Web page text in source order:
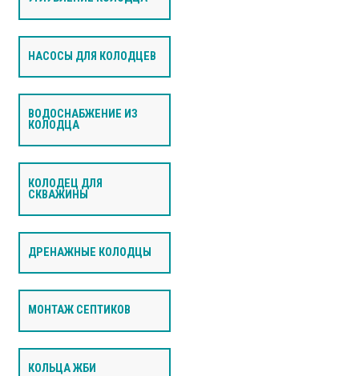
НАСОСЫ ДЛЯ КОЛОДЦЕВ
ВОДОСНАБЖЕНИЕ ИЗ
КОЛОДЦА
КОЛОДЕЦ ДЛЯ
СКВАЖИНЫ
ДРЕНАЖНЫЕ КОЛОДЦЫ
МОНТАЖ СЕПТИКОВ
КОЛЬЦА ЖБИ